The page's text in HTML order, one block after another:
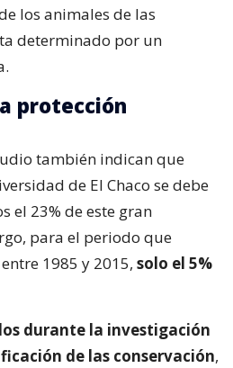
los animales de las
determinado por un
protección
también indican que
de El Chaco se debe
el 23% de este gran
para el periodo que
1985 y 2015, solo el 5%
durante la investigación
de las conservación,